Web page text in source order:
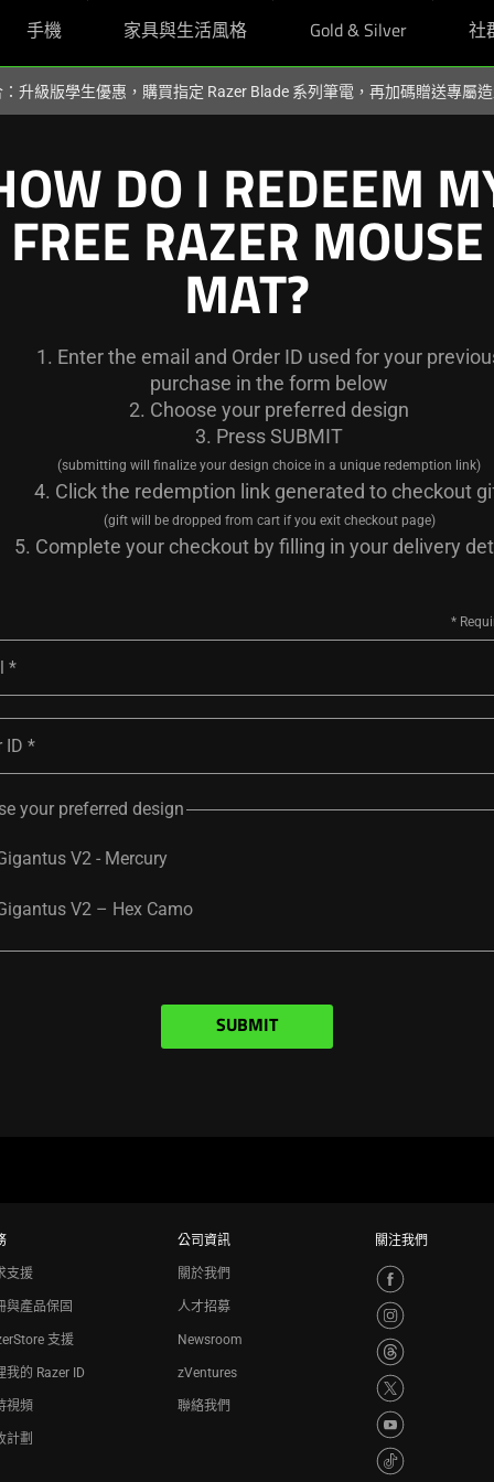
手機 家具與生活風格 Gold & Silver 社
升級版學生優惠，購買指定 Razer Blade 系列筆電，再加碼贈送專屬
DO I REDEEM
FREE RAZER MOUSE
MAT?
Enter the email and Order ID used for your
purchase in the form below
Choose your preferred design
Press SUBMIT
(submitting will finalize your design choice in a unique redemption link)
Click the redemption link generated to checkout
(gift will be dropped from cart if you exit checkout page)
Complete your checkout by filling in your delivery
ID
your preferred design
V2 - Mercury
V2 – Hex Camo
SUBMIT
支援
與產品保固
支援
我的 Razer ID
視頻
計劃
公司資訊
關於我們
人才招募
Newsroom
zVentures
聯絡我們
關注我們